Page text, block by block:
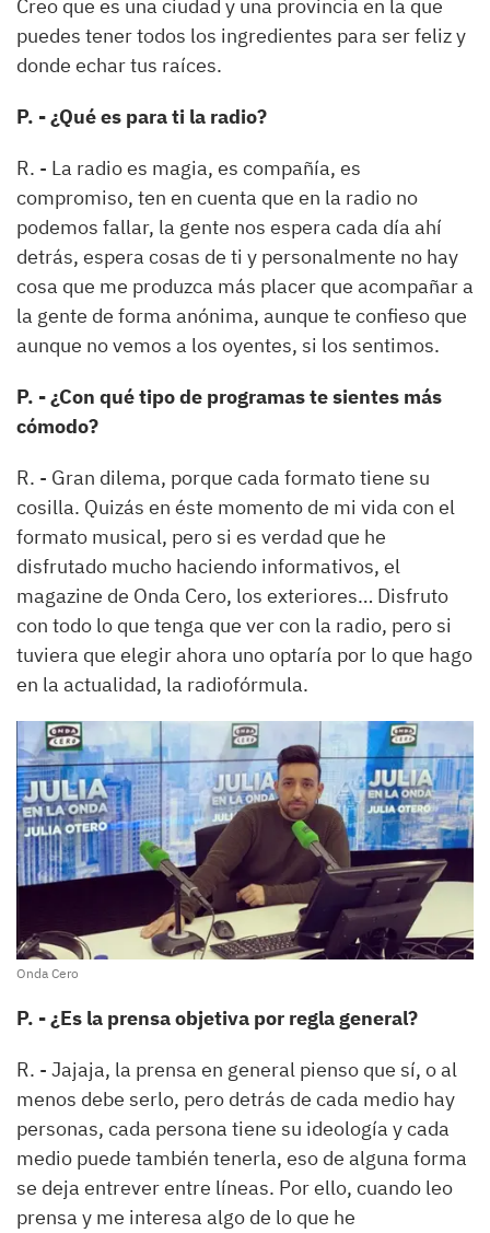
Creo que es una ciudad y una provincia en la que
puedes tener todos los ingredientes para ser feliz y
donde echar tus raíces.
P. - ¿Qué es para ti la radio?
R. - La radio es magia, es compañía, es
compromiso, ten en cuenta que en la radio no
podemos fallar, la gente nos espera cada día ahí
detrás, espera cosas de ti y personalmente no hay
cosa que me produzca más placer que acompañar a
la gente de forma anónima, aunque te confieso que
aunque no vemos a los oyentes, si los sentimos.
P. - ¿Con qué tipo de programas te sientes más
cómodo?
R. - Gran dilema, porque cada formato tiene su
cosilla. Quizás en éste momento de mi vida con el
formato musical, pero si es verdad que he
disfrutado mucho haciendo informativos, el
magazine de Onda Cero, los exteriores… Disfruto
con todo lo que tenga que ver con la radio, pero si
tuviera que elegir ahora uno optaría por lo que hago
en la actualidad, la radiofórmula.
Onda Cero
P. - ¿Es la prensa objetiva por regla general?
R. - Jajaja, la prensa en general pienso que sí, o al
menos debe serlo, pero detrás de cada medio hay
personas, cada persona tiene su ideología y cada
medio puede también tenerla, eso de alguna forma
se deja entrever entre líneas. Por ello, cuando leo
prensa y me interesa algo de lo que he